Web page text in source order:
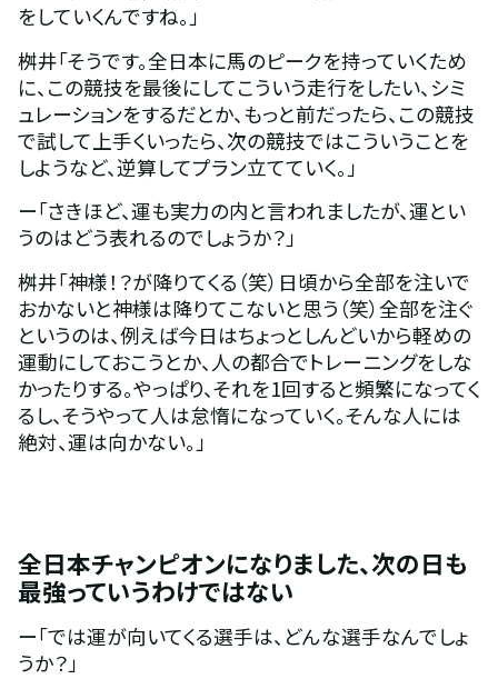
をしていくんですね。」
桝井「そうです。全日本に馬のピークを持っていくため
に、この競技を最後にしてこういう走行をしたい、シミ
ュレーションをするだとか、もっと前だったら、この競技
で試して上手くいったら、次の競技ではこういうことを
しようなど、逆算してプラン立てていく。」
ー「さきほど、運も実力の内と言われましたが、運とい
うのはどう表れるのでしょうか？」
桝井「神様！？が降りてくる（笑）日頃から全部を注いで
おかないと神様は降りてこないと思う（笑）全部を注ぐ
というのは、例えば今日はちょっとしんどいから軽めの
運動にしておこうとか、人の都合でトレーニングをしな
かったりする。やっぱり、それを1回すると頻繁になってく
るし、そうやって人は怠惰になっていく。そんな人には
絶対、運は向かない。」
全日本チャンピオンになりました、次の日も
最強っていうわけではない
ー「では運が向いてくる選手は、どんな選手なんでしょ
うか？」